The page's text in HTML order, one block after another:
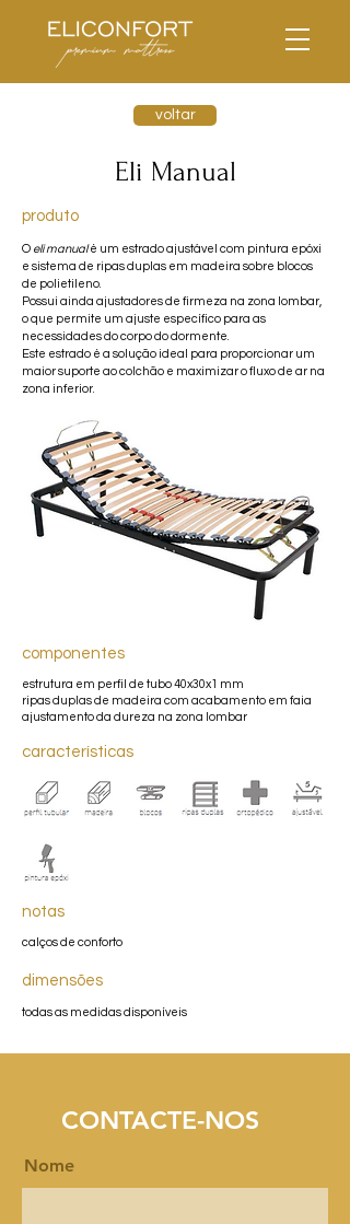
voltar
Eli Manual
produto
O eli manualé um estrado ajustável com pintura epóxi
e sistema de ripas duplas em madeira sobre blocos
de polietileno.
Possui ainda ajustadores de firmeza na zona lombar,
o que permite um ajuste específico para as
necessidades do corpo do dormente.
Este estrado é a solução ideal para proporcionar um
maior suporte ao colchão e maximizar o fluxo de ar na
zona inferior.
componentes
estrutura em perfil de tubo 40x30x1 mm
ripas duplas de madeira com acabamento em faia
ajustamento da dureza na zona lombar
características
notas
calços de conforto
dimensões
todas as medidas disponíveis
CONTACTE-NOS
Nome